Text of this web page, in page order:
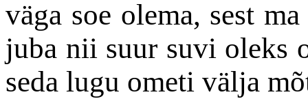
väga soe olema, sest
juba nii suur suvi oleks
seda lugu ometi välja